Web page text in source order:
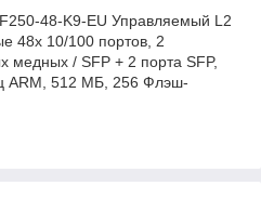
48-K9-EU Управляемый L2
48x 10/100 портов, 2
медных / SFP + 2 порта SFP,
ARM, 512 МБ, 256 Флэш-